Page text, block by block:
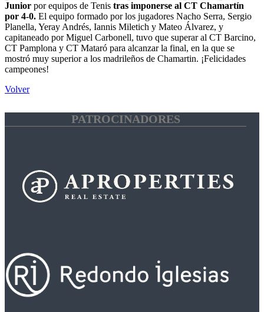
Junior por equipos de Tenis tras imponerse al CT Chamartín
por 4-0. El equipo formado por los jugadores Nacho Serra, Sergio
Planella, Yeray Andrés, Iannis Miletich y Mateo Álvarez, y
capitaneado por Miguel Carbonell, tuvo que superar al CT Barcino,
CT Pamplona y CT Mataró para alcanzar la final, en la que se
mostró muy superior a los madrileños de Chamartin. ¡Felicidades
campeones!
Volver
PATROCINADORES